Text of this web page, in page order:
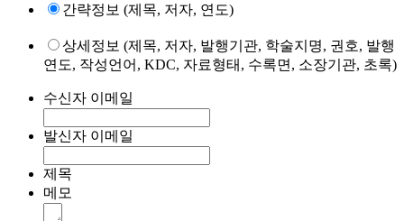
간략정보 (제목, 저자, 연도)
상세정보 (제목, 저자, 발행기관, 학술지명, 권호, 발행
연도, 작성언어, KDC, 자료형태, 수록면, 소장기관, 초록)
수신자 이메일
발신자 이메일
제목
메모